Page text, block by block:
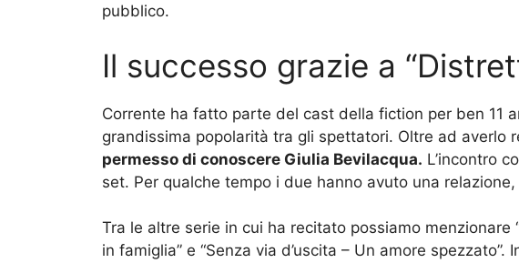
pubblico.
Il successo grazie a
Corrente ha fatto parte del cast della fiction per ben 11
grandissima popolarità tra gli spettatori. Oltre ad averlo
permesso di conoscere Giulia Bevilacqua. L’incontro
set. Per qualche tempo i due hanno avuto una
Tra le altre serie in cui ha recitato possiamo menzionare
in famiglia” e “Senza via d’uscita – Un amore